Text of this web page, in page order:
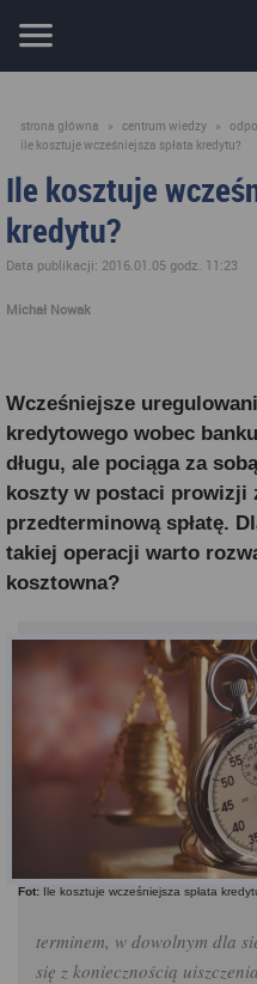
strona główna » centrum wiedzy »
ile kosztuje wcześniejsza spłata kredytu?
Ile kosztuje
kredytu?
Data publikacji: 2016.01.05 godz. 11:23
Michał Nowak
Wcześniejsze
kredytowego wobec
długu, ale pociąga za
koszty w postaci prowizji
przedterminową spłatę.
takiej operacji warto
kosztowna?
Fot: Ile kosztuje wcześniejsza spłata
terminem, w dowolnym dla
się z koniecznością